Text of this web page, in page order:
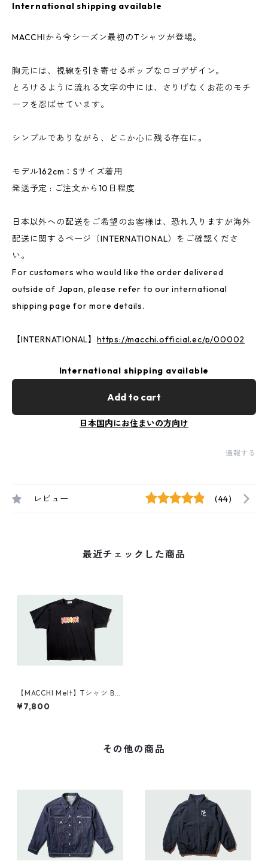
International shipping available
MACCHIから今シーズン最初のTシャツが登場。
胸元には、視線を引き寄せるポップなロゴデザイン。
とろけるように流れる文字の中には、さりげなくお花のモチ
ーフを忍ばせています。
シンプルでありながら、どこか心に残る存在に。
モデル162cm：Sサイズ着用
発送予定 : ご注文から10日程度
日本以外への配送をご希望のお客様は、恐れ入りますが海外
配送に関するページ（INTERNATIONAL）をご確認くださ
い。
For customers who would like the order delivered
outside of Japan, please refer to our international
shipping page for more details.
【INTERNATIONAL】https://macchi.official.ec/p/00002
International shipping available
Add to cart
日本国内にお住まいの方向け
通報する
レビュー (44)
最近チェックした商品
【MACCHI Melt】Tシャツ BL
ACK
¥7,800
その他の商品